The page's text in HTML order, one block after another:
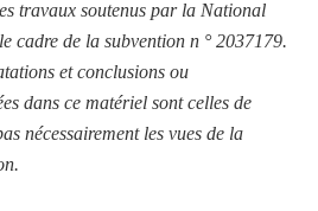
travaux soutenus par la National
cadre de la subvention n ° 2037179.
et conclusions ou
dans ce matériel sont celles de
nécessairement les vues de la